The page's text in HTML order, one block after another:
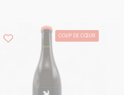
COUP DE CŒUR